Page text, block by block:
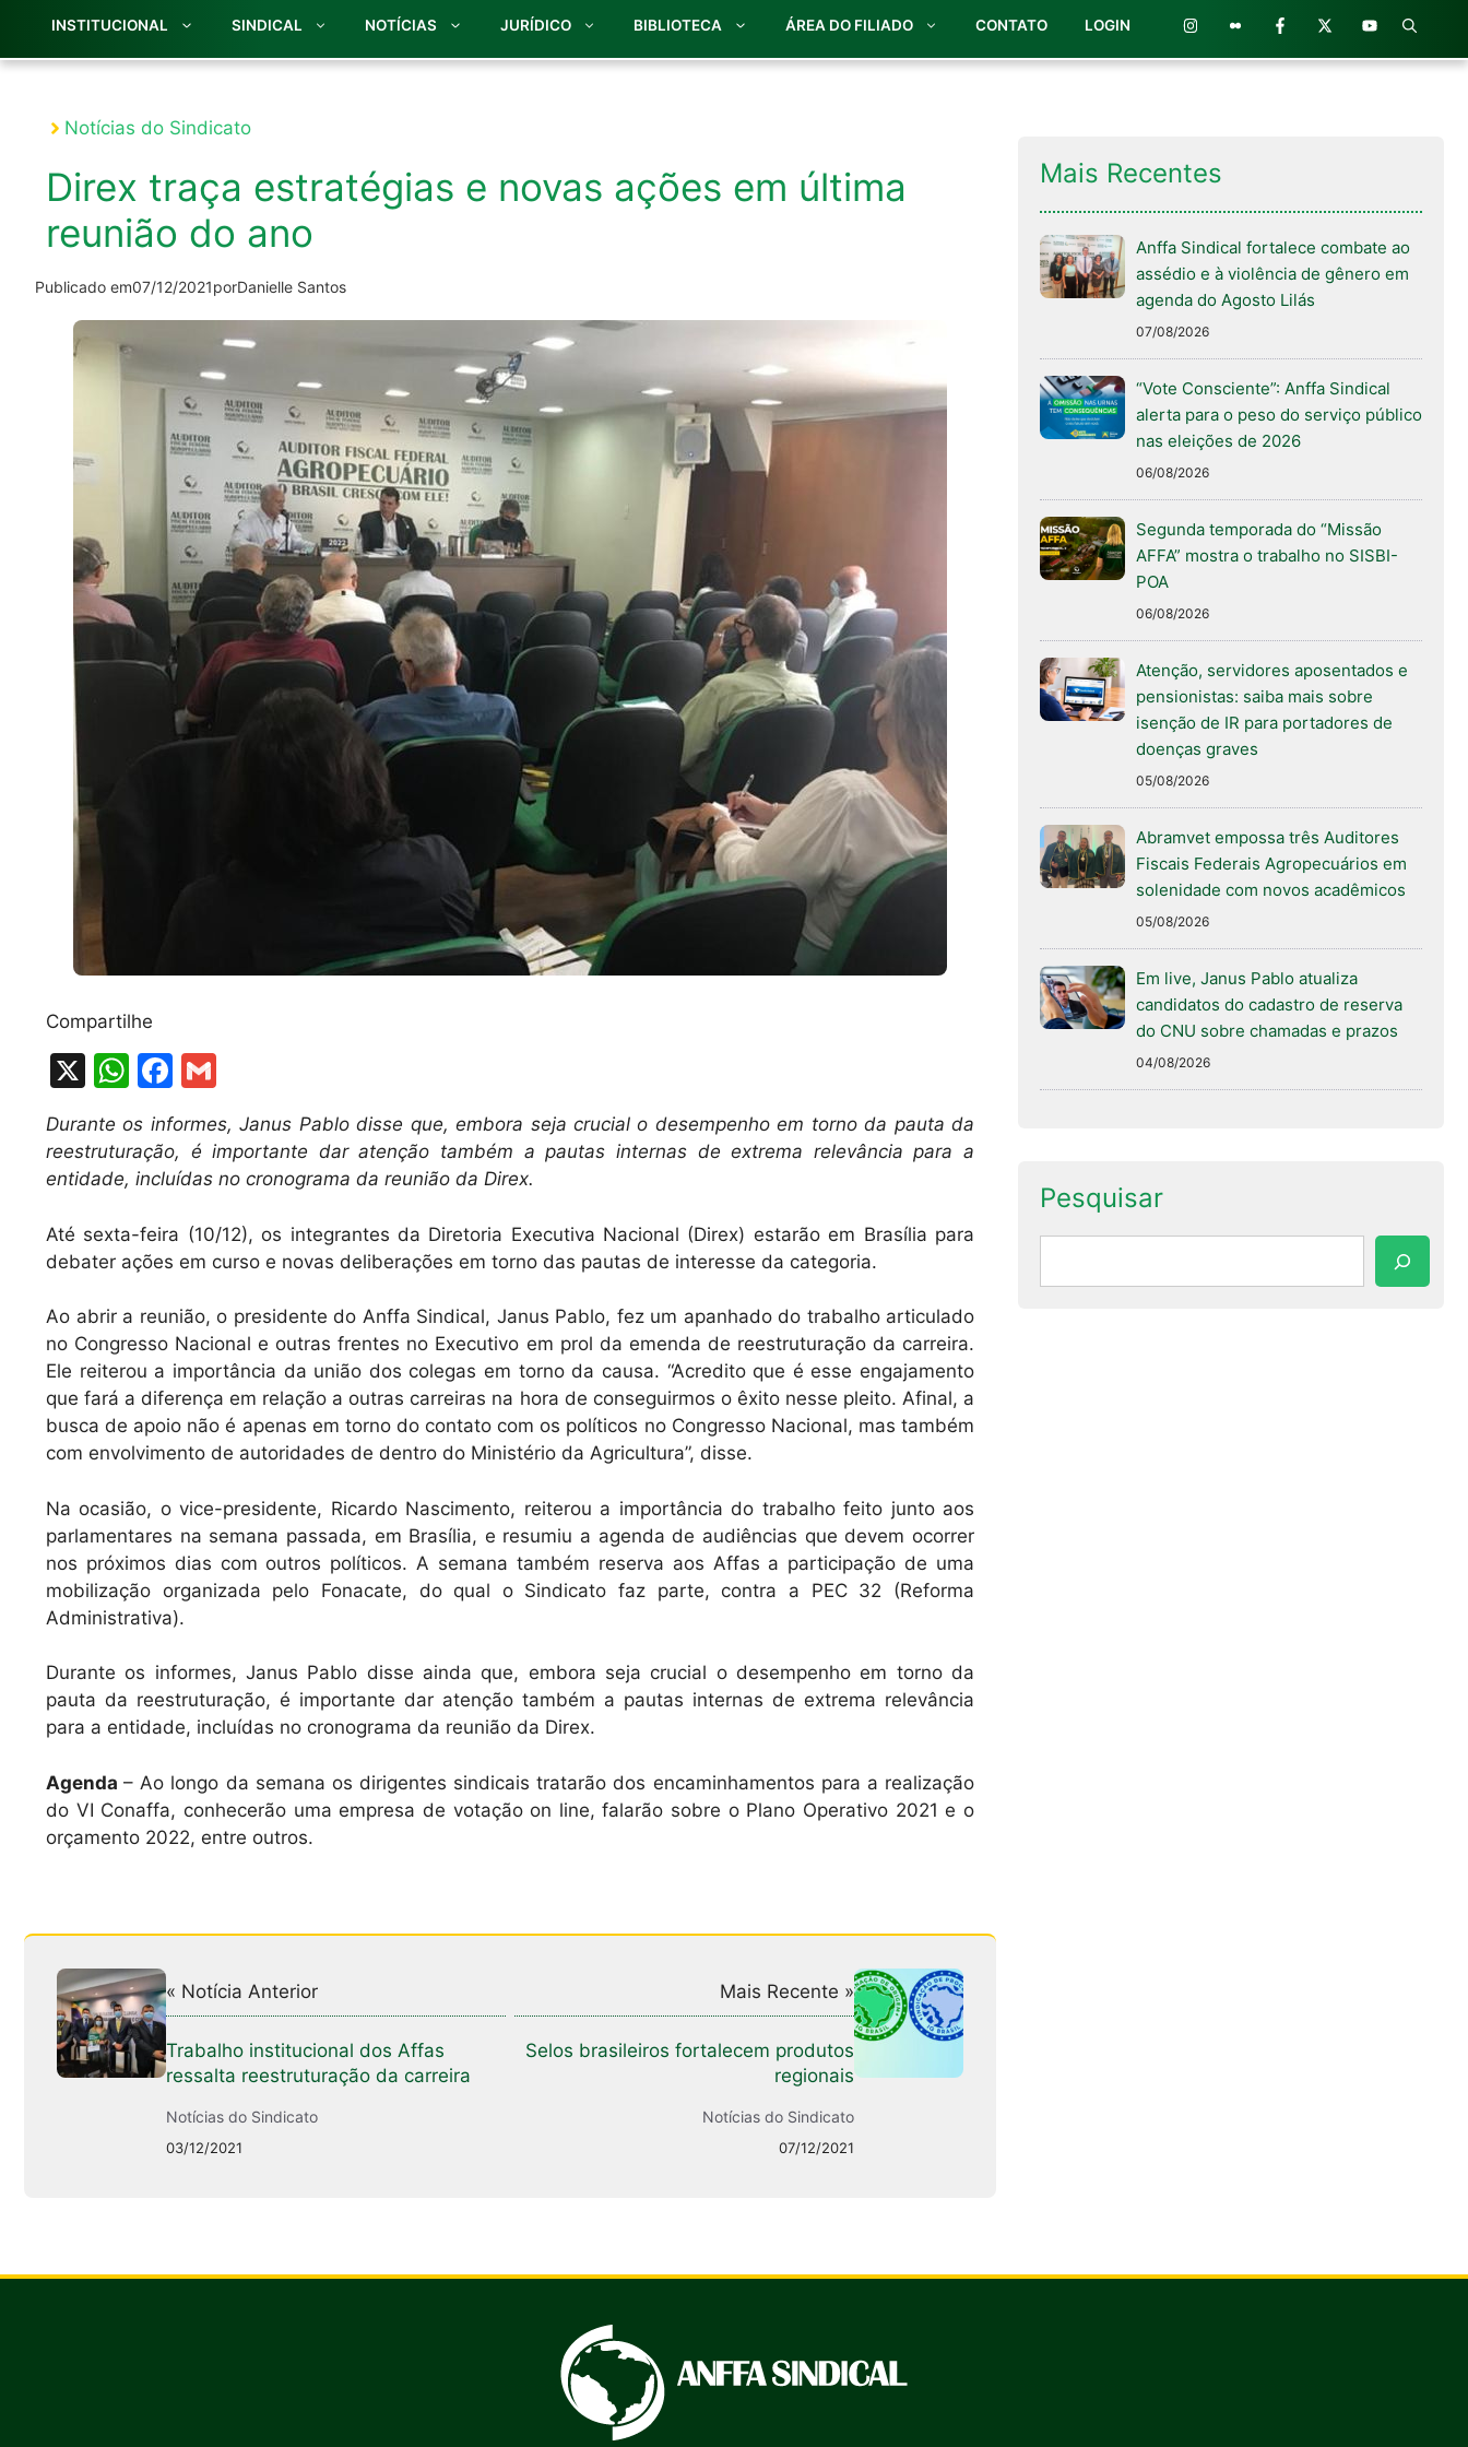
INSTITUCIONAL SINDICAL NOTÍCIAS JURÍDICO BIBLIOTECA ÁREA DO FILIADO CONTATO LOGIN
Notícias do Sindicato
Direx traça estratégias e novas ações em última
reunião do ano
Publicado em07/12/2021porDanielle Santos
Compartilhe
X
W
at
s
p
p
F
a
c
e
o
o
k
ai
l
Durante os informes, Janus Pablo disse que, embora seja crucial o desempenho em torno da pauta da
reestruturação, é importante dar atenção também a pautas internas de extrema relevância para a
entidade, incluídas no cronograma da reunião da Direx.
Até sexta-feira (10/12), os integrantes da Diretoria Executiva Nacional (Direx) estarão em Brasília para
debater ações em curso e novas deliberações em torno das pautas de interesse da categoria.
Ao abrir a reunião, o presidente do Anffa Sindical, Janus Pablo, fez um apanhado do trabalho articulado
no Congresso Nacional e outras frentes no Executivo em prol da emenda de reestruturação da carreira.
Ele reiterou a importância da união dos colegas em torno da causa. “Acredito que é esse engajamento
que fará a diferença em relação a outras carreiras na hora de conseguirmos o êxito nesse pleito. Afinal, a
busca de apoio não é apenas em torno do contato com os políticos no Congresso Nacional, mas também
com envolvimento de autoridades de dentro do Ministério da Agricultura”, disse.
Na ocasião, o vice-presidente, Ricardo Nascimento, reiterou a importância do trabalho feito junto aos
parlamentares na semana passada, em Brasília, e resumiu a agenda de audiências que devem ocorrer
nos próximos dias com outros políticos. A semana também reserva aos Affas a participação de uma
mobilização organizada pelo Fonacate, do qual o Sindicato faz parte, contra a PEC 32 (Reforma
Administrativa).
Durante os informes, Janus Pablo disse ainda que, embora seja crucial o desempenho em torno da
pauta da reestruturação, é importante dar atenção também a pautas internas de extrema relevância
para a entidade, incluídas no cronograma da reunião da Direx.
Agenda– Ao longo da semana os dirigentes sindicais tratarão dos encaminhamentos para a realização
do VI Conaffa, conhecerão uma empresa de votação on line, falarão sobre o Plano Operativo 2021 e o
orçamento 2022, entre outros.
« Notícia Anterior
Trabalho institucional dos Affas
ressalta reestruturação da carreira
Notícias do Sindicato
03/12/2021
Mais Recente »
Selos brasileiros fortalecem produtos
regionais
Notícias do Sindicato
07/12/2021
Mais Recentes
Anffa Sindical fortalece combate ao
assédio e à violência de gênero em
agenda do Agosto Lilás
07/08/2026
“Vote Consciente”: Anffa Sindical
alerta para o peso do serviço público
nas eleições de 2026
06/08/2026
Segunda temporada do “Missão
AFFA” mostra o trabalho no SISBI-
POA
06/08/2026
Atenção, servidores aposentados e
pensionistas: saiba mais sobre
isenção de IR para portadores de
doenças graves
05/08/2026
Abramvet empossa três Auditores
Fiscais Federais Agropecuários em
solenidade com novos acadêmicos
05/08/2026
Em live, Janus Pablo atualiza
candidatos do cadastro de reserva
do CNU sobre chamadas e prazos
04/08/2026
Pesquisar